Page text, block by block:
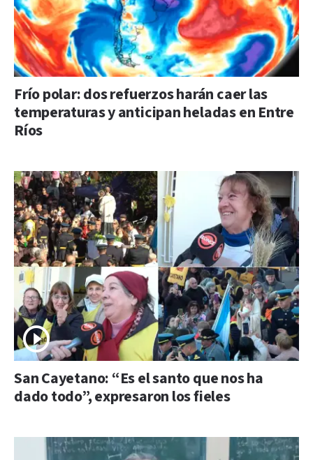
Frío polar: dos refuerzos harán caer las
temperaturas y anticipan heladas en Entre
Ríos
San Cayetano: “Es el santo que nos ha
dado todo”, expresaron los fieles